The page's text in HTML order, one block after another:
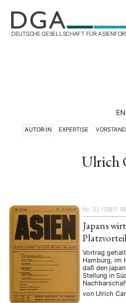
DEUTSCHE GESELLSCHAFT FÜR
AUTOR:IN EXPERTISE VORSTAND
Ulrich
Nr. 22 (1987)
Japans
Vortrag
Hamburg, im
daß den
Stellung in
Ergebnis
von Ulrich